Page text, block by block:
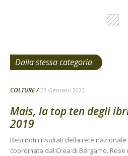
Dalla stessa categoria
COLTURE 27 Gennaio 2020
Mais, la top ten degli
2019
Resi noti i risultati della rete
coordinata dal Crea di Bergamo. Rese